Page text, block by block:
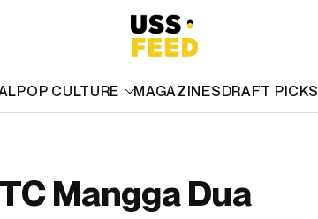
POP CULTURE MAGAZINESDRAFT PICKS
Mangga Dua